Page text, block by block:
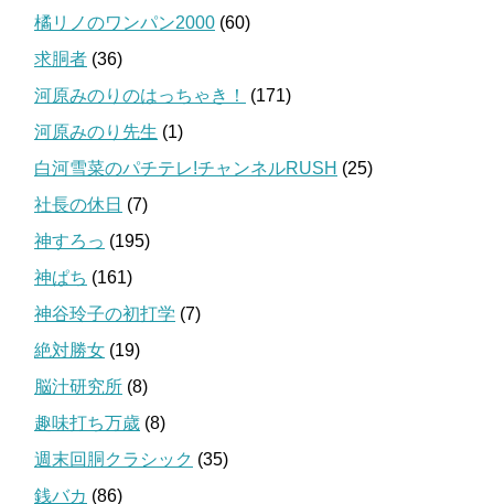
橘リノのワンパン2000 (60)
求胴者 (36)
河原みのりのはっちゃき！
(171)
河原みのり先生 (1)
白河雪菜のパチテレ!チャンネルRUSH (25)
社長の休日 (7)
神すろっ (195)
神ぱち (161)
神谷玲子の初打学 (7)
絶対勝女 (19)
脳汁研究所 (8)
趣味打ち万歳 (8)
週末回胴クラシック (35)
銭バカ (86)